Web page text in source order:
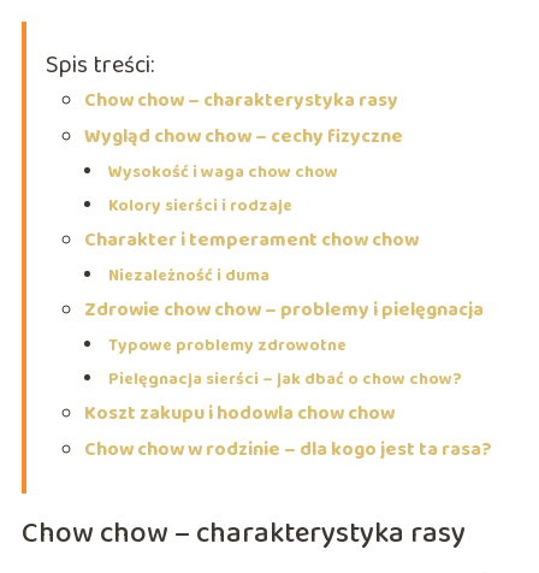
Spis treści:
Chow chow – charakterystyka rasy
Wygląd chow chow – cechy fizyczne
Wysokość i waga chow chow
Kolory sierści i rodzaje
Charakter i temperament chow chow
Niezależność i duma
Zdrowie chow chow – problemy i pielęgnacja
Typowe problemy zdrowotne
Pielęgnacja sierści – jak dbać o chow chow?
Koszt zakupu i hodowla chow chow
Chow chow w rodzinie – dla kogo jest ta rasa?
Chow chow – charakterystyka rasy